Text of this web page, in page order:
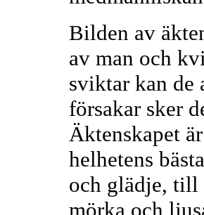
Bilden av
av man och
sviktar kan de
försakar sker
Äktenskapet
helhetens
och glädje, till
mörka och